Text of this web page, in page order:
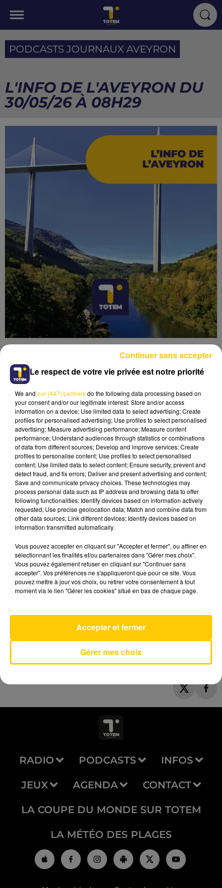
PODCASTS JOURNAUX AVEYRON
L'INFO DE L'AVEYRON DU
30/05/26 À 08H29
Lecture (4 min 36 sec)
30 mai 2026 - 4 min 36 sec
L'INFO DE L'AVEYRON DU 30/05/26 À
08H29
L'info de L'Aveyron
MILEY CYRUS
AVEYRON NORD
RADIO PODCASTS INFOS
JEUX AGENDA CONTACT
LA COUPE DU MONDE SUR TOTEM
LA MÉTÉO DES PLAGES
Le respect de votre vie privée est notre priorité
We and our (447) partnersdo the following data processing based on
your consent and/or our legitimate interest: Store and/or access
information on a device; Use limited data to select advertising; Create
profiles for personalised advertising; Use profiles to select personalised
advertising; Measure advertising performance; Measure content
performance; Understand audiences through statistics or combinations
of data from different sources; Develop and improve services; Create
profiles to personalise content; Use profiles to select personalised
content; Use limited data to select content; Ensure security, prevent and
detect fraud, and fix errors; Deliver and present advertising and content;
Save and communicate privacy choices. These technologies may
process personal data such as IP address and browsing data to offer
following functionalities: Identify devices based on information actively
requested; Use precise geolocation data; Match and combine data from
other data sources; Link different devices; Identify devices based on
information transmitted automatically.
Vous pouvez accepter en cliquant sur "Accepter et fermer", ou affiner en
sélectionnant les finalités et/ou partenaires dans "Gérer mes choix".
Vous pouvez également refuser en cliquant sur "Continuer sans
accepter". Vos préférences ne s'appliqueront que pour ce site. Vous
pouvez mettre à jour vos choix, ou retirer votre consentement à tout
moment via le lien "Gérer les cookies" situé en bas de chaque page.
Gérer mes choix
Accepter et fermer
Continuer sans accepter